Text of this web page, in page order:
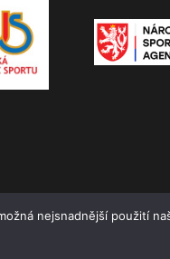
©
nejsnadnější použití